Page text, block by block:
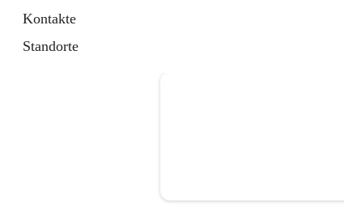
Kontakte
Standorte